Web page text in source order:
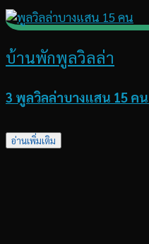
บ้านพักพูลวิลล่า
3 พูลวิลล่าบางแสน 15 ค
อ่านเพิ่มเติม